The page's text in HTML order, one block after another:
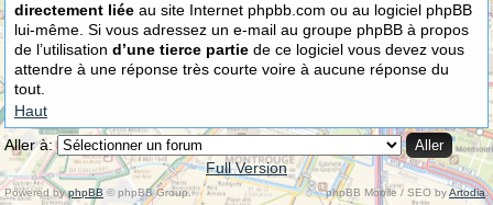
directement liée au site Internet phpbb.com ou au logiciel phpBB
lui-même. Si vous adressez un e-mail au groupe phpBB à propos
de l’utilisation d’une tierce partie de ce logiciel vous devez vous
attendre à une réponse très courte voire à aucune réponse du
tout.
Haut
Aller à:
Full Version
Powered byphpBB © phpBB Group. phpBB Mobile / SEO byArtodia.